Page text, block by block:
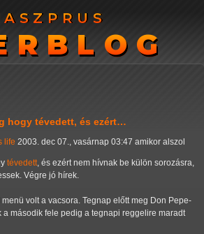
hogy tévedett, és ezért…
life 2003. dec 07., vasárnap 03:47 amikor alszol
tévedett, és ezért nem hívnak be külön sorozásra,
Végre jó hírek.
volt a vacsora. Tegnap előtt meg Don Pepe-
a második fele pedig a tegnapi reggelire maradt